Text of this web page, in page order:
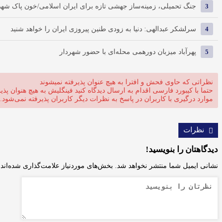
3 جنگ تحمیلی، زمینه‌ساز جهشی تازه برای ایران اسلامی/خون پاک
4 سرلشکر عبدالهی: دنیا به زودی طنین پیروزی ایران را خواهد شنید
5 پهرآباد میزبان دورهمی محله‌ای با حضور شهردار
نظراتی که حاوی فحش و افترا به هیچ عنوان پذیرفته نمیشوند
حتما با کیبورد فارسی اقدام به ارسال دیدگاه کنید فینگلیش به هیچ هنوان
موارد درگیری با کاربران در پاسخ به نظرات دیگر کاربران پذیرفته نمی‌شود.
نظرات
دیدگاهتان را بنویسید!
نشانی ایمیل شما منتشر نخواهد شد. بخش‌های موردنیاز علامت‌گذاری شده‌اند